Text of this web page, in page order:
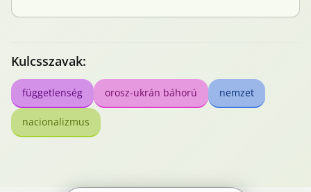
Kulcsszavak:
függetlenség orosz-ukrán báhorú nemzet
nacionalizmus